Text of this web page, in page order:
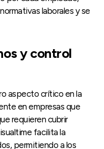
laborales y se
y control
aspecto crítico en la
en empresas que
requieren cubrir
facilita la
permitiendo a los